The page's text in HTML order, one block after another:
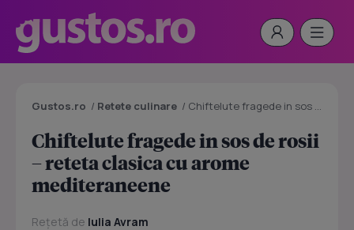
Gustos.ro / Retete culinare / Chiftelute fragede in sos de rosii – reteta clasica cu arome mediteraneene
Chiftelute fragede in sos de rosii
– reteta clasica cu arome
mediteraneene
Rețetă de Iulia Avram